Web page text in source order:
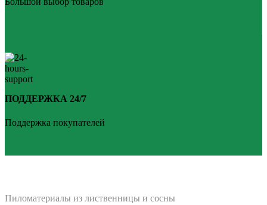
ПОДДЕРЖКА 24/7
Поддержка покупателей
Пиломатериалы из лиственницы и сосны